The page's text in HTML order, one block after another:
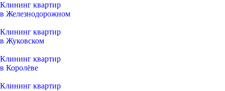
Клининг квартир
в Железнодорожном
Клининг квартир
в Жуковском
Клининг квартир
в Королёве
Клининг квартир